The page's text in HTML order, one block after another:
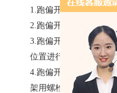
1.跑偏开关设在输送带
2.跑偏开关立辊与输送
3.跑偏开关数量应根据
位置进行设置。（注：
4.跑偏开关应通过安装
架用螺栓固定。